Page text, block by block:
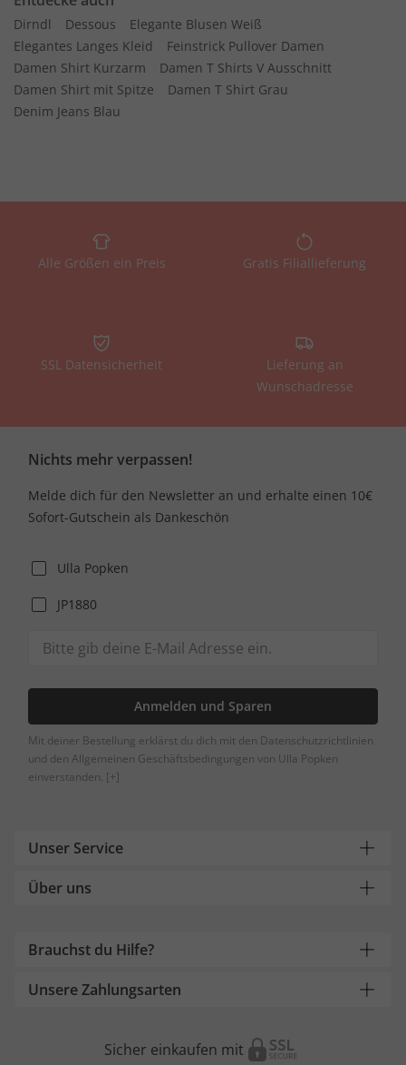
Dirndl Dessous
Elegante Blusen Weiß
Elegantes Langes Kleid
Feinstrick Pullover Damen
Damen Shirt Kurzarm
Damen T Shirts V Ausschnitt
Damen Shirt mit Spitze
Damen T Shirt Grau
Denim Jeans Blau
Alle Größen ein Preis Gratis Filiallieferung
SSL Datensicherheit
Lieferung an
Wunschadresse
Nichts mehr verpassen!
Melde dich für den Newsletter an und erhalte einen 10€
Sofort-Gutschein als Dankeschön
Ulla Popken
JP1880
Anmelden und Sparen
Mit deiner Bestellung erklärst du dich mit den Datenschutzrichtlinien
und den Allgemeinen Geschäftsbedingungen von Ulla Popken
einverstanden. [+]
Unser Service
Über uns
Brauchst du Hilfe?
Unsere Zahlungsarten
Sicher einkaufen mit